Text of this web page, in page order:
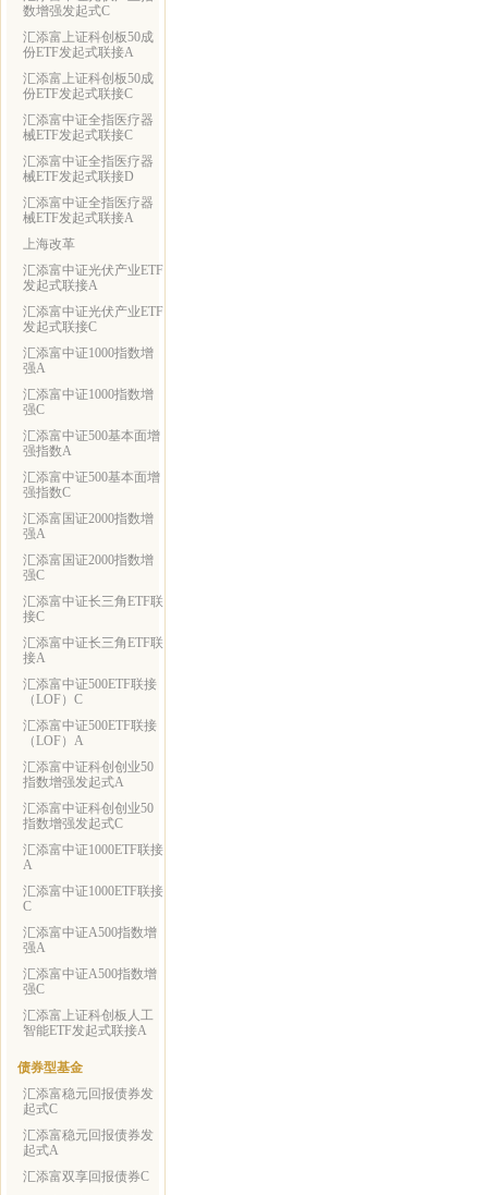
数增强发起式C
汇添富上证科创板50成
份ETF发起式联接A
汇添富上证科创板50成
份ETF发起式联接C
汇添富中证全指医疗器
械ETF发起式联接C
汇添富中证全指医疗器
械ETF发起式联接D
汇添富中证全指医疗器
械ETF发起式联接A
上海改革
汇添富中证光伏产业ETF
发起式联接A
汇添富中证光伏产业ETF
发起式联接C
汇添富中证1000指数增
强A
汇添富中证1000指数增
强C
汇添富中证500基本面增
强指数A
汇添富中证500基本面增
强指数C
汇添富国证2000指数增
强A
汇添富国证2000指数增
强C
汇添富中证长三角ETF联
接C
汇添富中证长三角ETF联
接A
汇添富中证500ETF联接
（LOF）C
汇添富中证500ETF联接
（LOF）A
汇添富中证科创创业50
指数增强发起式A
汇添富中证科创创业50
指数增强发起式C
汇添富中证1000ETF联接
A
汇添富中证1000ETF联接
C
汇添富中证A500指数增
强A
汇添富中证A500指数增
强C
汇添富上证科创板人工
智能ETF发起式联接A
债券型基金
汇添富稳元回报债券发
起式C
汇添富稳元回报债券发
起式A
汇添富双享回报债券C